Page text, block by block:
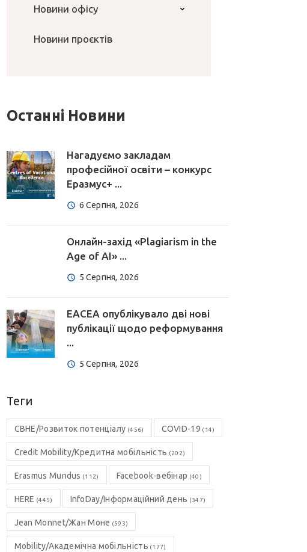
Новини офісу
Новини проєктів
Останні Новини
Нагадуємо закладам
професійної освіти – конкурс
Еразмус+ ...
6 Серпня, 2026
Онлайн-захід «Plagiarism in the
Age of AI» ...
5 Серпня, 2026
EACEA опублікувало дві нові
публікації щодо реформування
...
5 Серпня, 2026
Теги
CBHE/Розвиток потенціалу (456) COVID-19 (14)
Credit Mobility/Кредитна мобільність (202)
Erasmus Mundus (112) Facebook-вебінар (40)
HERE (445) InfoDay/Інформаційний день (347)
Jean Monnet/Жан Моне (593)
Mobility/Академічна мобільність (177)